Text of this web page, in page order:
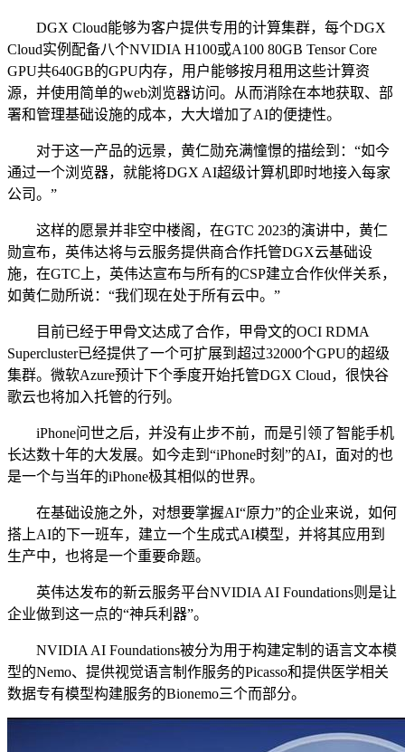
DGX Cloud能够为客户提供专用的计算集群，每个DGX
Cloud实例配备八个NVIDIA H100或A100 80GB Tensor Core
GPU共640GB的GPU内存，用户能够按月租用这些计算资
源，并使用简单的web浏览器访问。从而消除在本地获取、部
署和管理基础设施的成本，大大增加了AI的便捷性。
对于这一产品的远景，黄仁勋充满憧憬的描绘到：“如今
通过一个浏览器，就能将DGX AI超级计算机即时地接入每家
公司。”
这样的愿景并非空中楼阁，在GTC 2023的演讲中，黄仁
勋宣布，英伟达将与云服务提供商合作托管DGX云基础设
施，在GTC上，英伟达宣布与所有的CSP建立合作伙伴关系，
如黄仁勋所说：“我们现在处于所有云中。”
目前已经于甲骨文达成了合作，甲骨文的OCI RDMA
Supercluster已经提供了一个可扩展到超过32000个GPU的超级
集群。微软Azure预计下个季度开始托管DGX Cloud，很快谷
歌云也将加入托管的行列。
iPhone问世之后，并没有止步不前，而是引领了智能手机
长达数十年的大发展。如今走到“iPhone时刻”的AI，面对的也
是一个与当年的iPhone极其相似的世界。
在基础设施之外，对想要掌握AI“原力”的企业来说，如何
搭上AI的下一班车，建立一个生成式AI模型，并将其应用到
生产中，也将是一个重要命题。
英伟达发布的新云服务平台NVIDIA AI Foundations则是让
企业做到这一点的“神兵利器”。
NVIDIA AI Foundations被分为用于构建定制的语言文本模
型的Nemo、提供视觉语言制作服务的Picasso和提供医学相关
数据专有模型构建服务的Bionemo三个而部分。